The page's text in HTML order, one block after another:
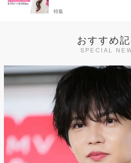
特集
おすすめ
SPECIAL